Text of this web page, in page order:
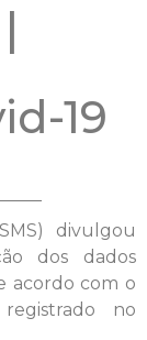
19
divulgou
dos dados
acordo com o
no